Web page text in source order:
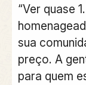
“Ver quase
sua
preço. A
para quem